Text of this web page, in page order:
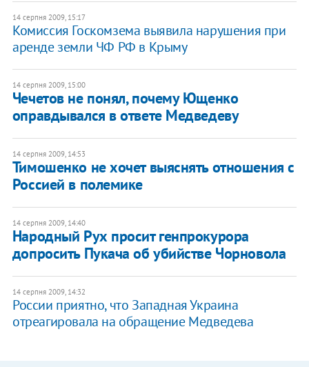
14 серпня 2009, 15:17
Комиссия Госкомзема выявила нарушения при
аренде земли ЧФ РФ в Крыму
14 серпня 2009, 15:00
Чечетов не понял, почему Ющенко
оправдывался в ответе Медведеву
14 серпня 2009, 14:53
Тимошенко не хочет выяснять отношения с
Россией в полемике
14 серпня 2009, 14:40
Народный Рух просит генпрокурора
допросить Пукача об убийстве Чорновола
14 серпня 2009, 14:32
России приятно, что Западная Украина
отреагировала на обращение Медведева